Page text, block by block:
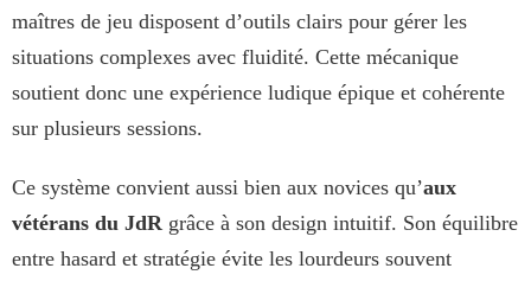
maîtres de jeu disposent d’outils clairs pour gérer les
situations complexes avec fluidité. Cette mécanique
soutient donc une expérience ludique épique et cohérente
sur plusieurs sessions.
Ce système convient aussi bien aux novices qu’aux
vétérans du JdR grâce à son design intuitif. Son équilibre
entre hasard et stratégie évite les lourdeurs souvent